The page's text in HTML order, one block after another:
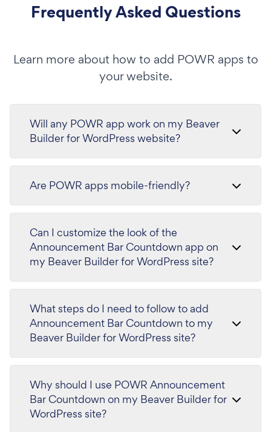
Frequently Asked Questions
Learn more about how to add POWR apps to
your website.
Will any POWR app work on my Beaver
Builder for WordPress website?
Are POWR apps mobile-friendly?
Can I customize the look of the
Announcement Bar Countdown app on
my Beaver Builder for WordPress site?
What steps do I need to follow to add
Announcement Bar Countdown to my
Beaver Builder for WordPress site?
Why should I use POWR Announcement
Bar Countdown on my Beaver Builder for
WordPress site?